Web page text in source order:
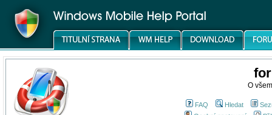
O
FAQ Hledat